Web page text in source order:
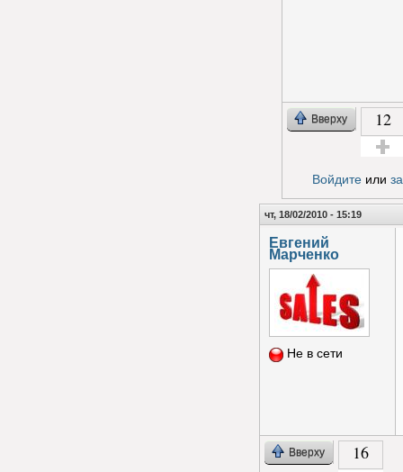
Вверху 12
Войдитеили
чт, 18/02/2010 - 15:19
Евгений
Марченко
Не в сети
Вверху 16